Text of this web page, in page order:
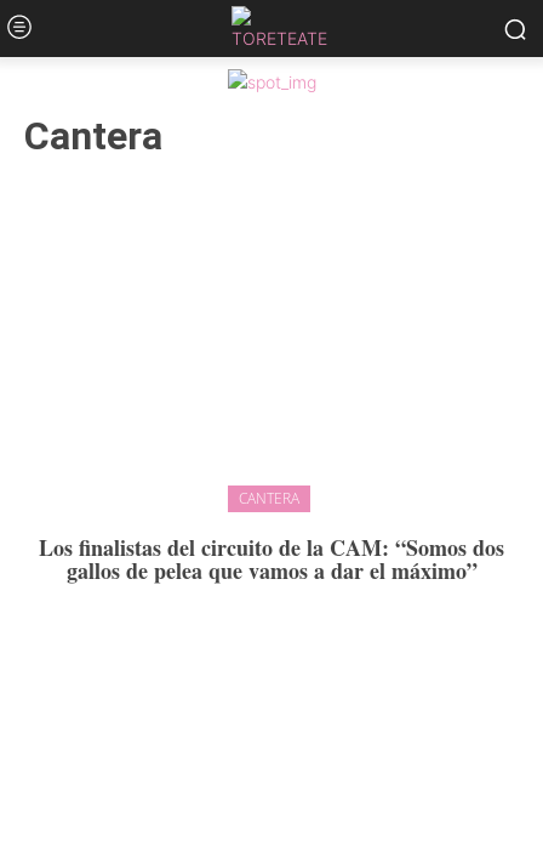
Cantera
CANTERA
Los finalistas del circuito de la CAM: “Somos dos
gallos de pelea que vamos a dar el máximo”